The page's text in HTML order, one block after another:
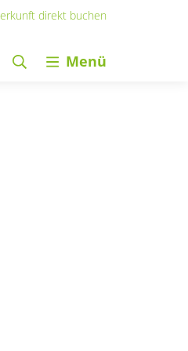
direkt buchen
Menü